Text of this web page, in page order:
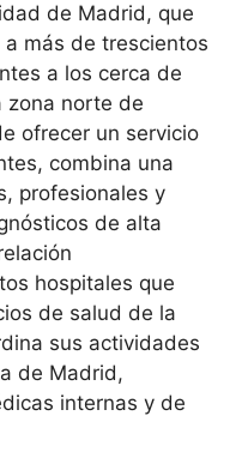
de Madrid, que
más de trescientos
a los cerca de
zona norte de
ofrecer un servicio
combina una
profesionales y
de alta
hospitales que
de salud de la
sus actividades
de Madrid,
internas y de